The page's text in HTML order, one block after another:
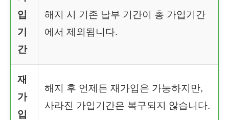
입
기
간
해지 시 기존 납부 기간이 총 가입기간
에서 제외됩니다.
재
가
입
해지 후 언제든 재가입은 가능하지만,
사라진 가입기간은 복구되지 않습니다.